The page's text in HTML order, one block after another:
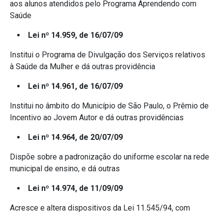
aos alunos atendidos pelo Programa Aprendendo com
Saúde
Lei nº 14.959, de 16/07/09
Institui o Programa de Divulgação dos Serviços relativos
à Saúde da Mulher e dá outras providência
Lei nº 14.961, de 16/07/09
Institui no âmbito do Município de São Paulo, o Prêmio de
Incentivo ao Jovem Autor e dá outras providências
Lei nº 14.964, de 20/07/09
Dispõe sobre a padronização do uniforme escolar na rede
municipal de ensino, e dá outras
Lei nº 14.974, de 11/09/09
Acresce e altera dispositivos da Lei 11.545/94, com